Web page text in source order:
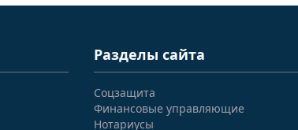
Разделы сайта
Соцзащита
Финансовые управляющие
Нотариусы